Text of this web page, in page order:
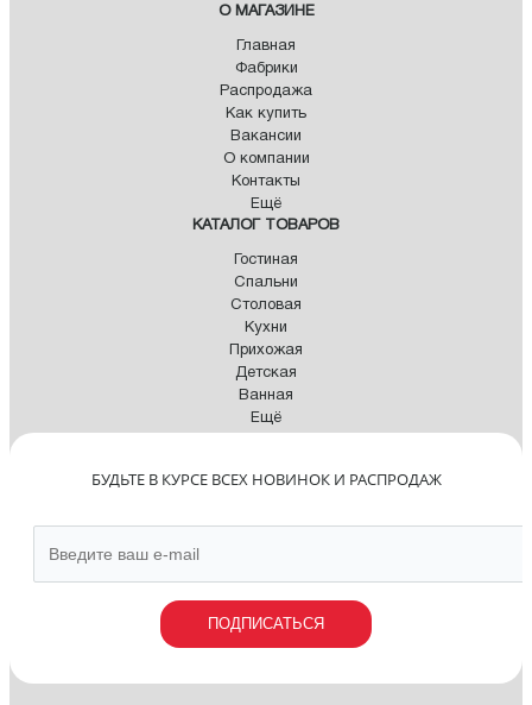
О МАГАЗИНЕ
Главная
Фабрики
Распродажа
Как купить
Вакансии
О компании
Контакты
Ещё
КАТАЛОГ ТОВАРОВ
Гостиная
Спальни
Столовая
Кухни
Прихожая
Детская
Ванная
Ещё
БУДЬТЕ В КУРСЕ ВСЕХ НОВИНОК И РАСПРОДАЖ
ПОДПИСАТЬСЯ